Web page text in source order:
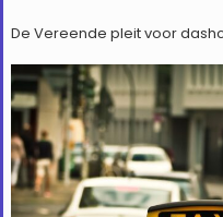
De Vereende pleit voor